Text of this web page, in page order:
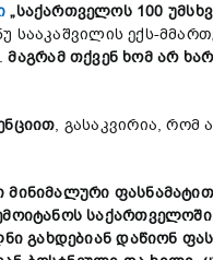
„საქართველოს100
ექს-
მაგრამ თქვენ ხომ არ
, გასაკვირია, რომ
მინიმალური ფასნამატით
საქართველოში
გახდებიან დაწიონ